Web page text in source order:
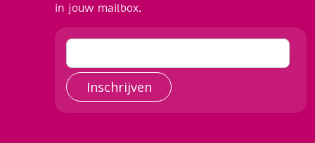
in jouw mailbox.
Inschrijven